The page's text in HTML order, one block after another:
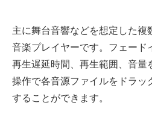
主に舞台音響などを想定した複
音楽プレイヤーです。フェード
再生遅延時間、再生範囲、音量
操作で各音源ファイルをドラッ
することができます。